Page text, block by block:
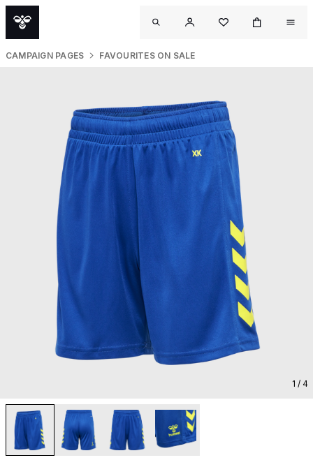
CAMPAIGN PAGES FAVOURITES ON SALE
1 / 4